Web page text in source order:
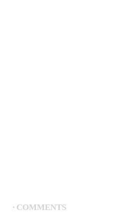
COMMENTS